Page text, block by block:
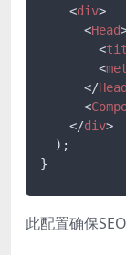
<div>
<Head
<
<
</Head
<
</div>
  );
此配置确保